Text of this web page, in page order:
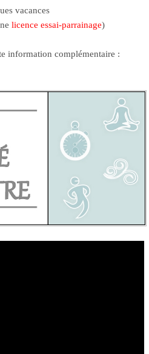
vacances
licence essai-parrainage)
information complémentaire :